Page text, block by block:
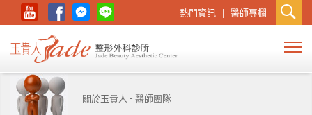
熱門資訊 醫師專欄
關於玉貴人 - 醫師團隊